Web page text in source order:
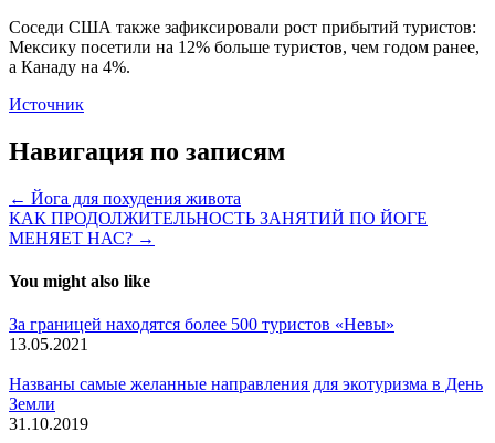
Соседи США также зафиксировали рост прибытий туристов:
Мексику посетили на 12% больше туристов, чем годом ранее,
а Канаду на 4%.
Источник
Навигация по записям
← Йога для похудения живота
КАК ПРОДОЛЖИТЕЛЬНОСТЬ ЗАНЯТИЙ ПО ЙОГЕ
МЕНЯЕТ НАС? →
You might also like
За границей находятся более 500 туристов «Невы»
13.05.2021
Названы самые желанные направления для экотуризма в День
Земли
31.10.2019